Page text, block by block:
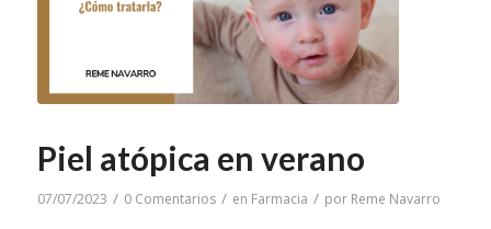
Piel atópica en verano
07/07/2023 / 0 Comentarios / en Farmacia / por Reme Navarro